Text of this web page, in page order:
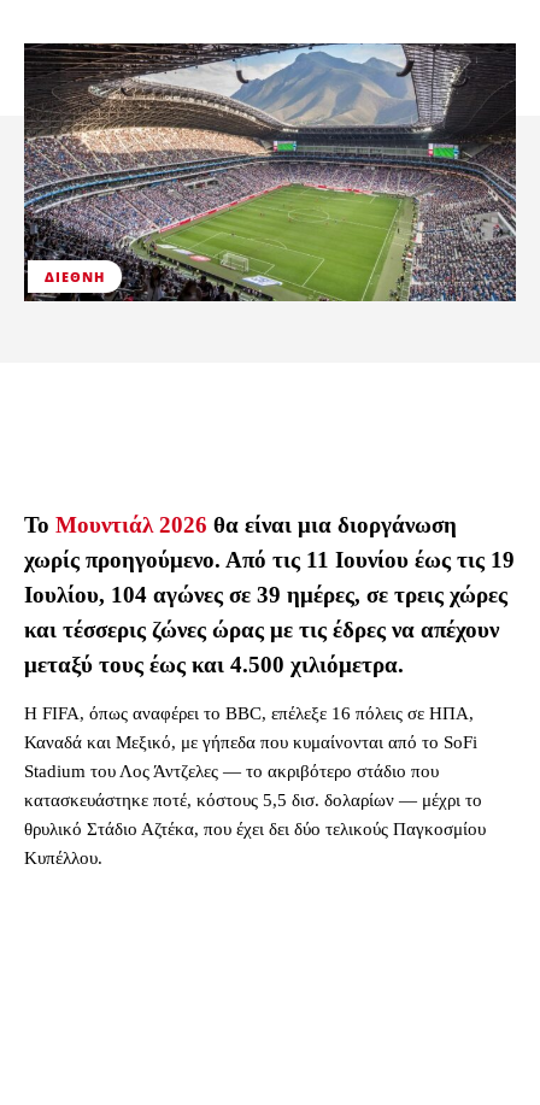
ΔΙΕΘΝΉ
Το Μουντιάλ 2026 θα είναι μια διοργάνωση
χωρίς προηγούμενο. Από τις 11 Ιουνίου έως τις 19
Ιουλίου, 104 αγώνες σε 39 ημέρες, σε τρεις χώρες
και τέσσερις ζώνες ώρας με τις έδρες να απέχουν
μεταξύ τους έως και 4.500 χιλιόμετρα.
Η FIFA, όπως αναφέρει το BBC, επέλεξε 16 πόλεις σε ΗΠΑ,
Καναδά και Μεξικό, με γήπεδα που κυμαίνονται από το SoFi
Stadium του Λος Άντζελες — το ακριβότερο στάδιο που
κατασκευάστηκε ποτέ, κόστους 5,5 δισ. δολαρίων — μέχρι το
θρυλικό Στάδιο Αζτέκα, που έχει δει δύο τελικούς Παγκοσμίου
Κυπέλλου.